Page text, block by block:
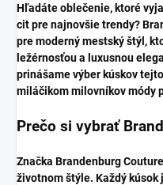
​Hľadáte oblečenie, ktoré
cit pre najnovšie trendy?
pre moderný mestský štýl,
ležérnosťou a luxusnou
prinášame výber kúskov
miláčikom milovníkov módy
​Prečo si vybrať
​Značka Brandenburg
životnom štýle. Každý kúsok